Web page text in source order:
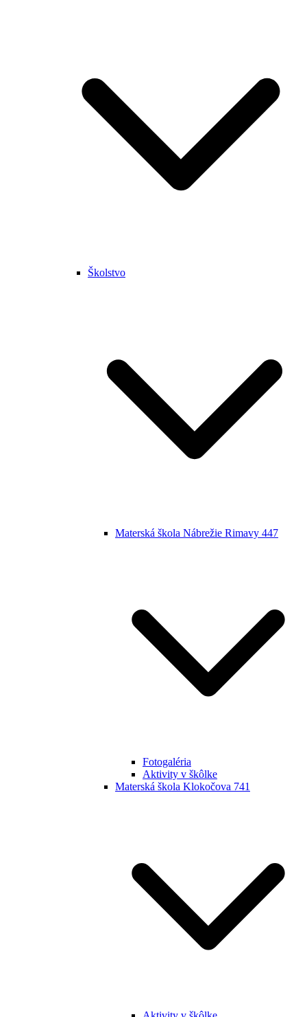
Školstvo
Materská škola Nábrežie Rimavy 447
Fotogaléria
Aktivity v škôlke
Materská škola Klokočova 741